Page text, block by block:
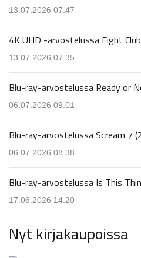
13.07.2026 07.47
4K UHD -arvostelussa Fight
13.07.2026 07.35
Blu-ray-arvostelussa Ready or
06.07.2026 09.01
Blu-ray-arvostelussa Scream 7
06.07.2026 08.38
Blu-ray-arvostelussa Is This
17.06.2026 14.20
Nyt kirjakaupoissa